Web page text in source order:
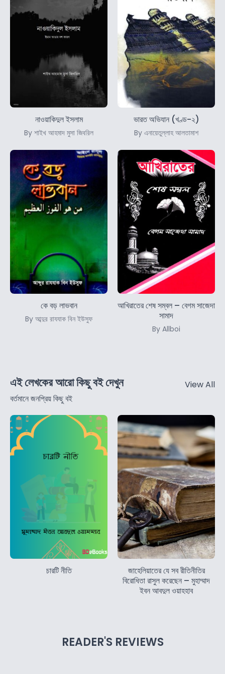
নাওয়াকিদুল ইসলাম
By শাইখ আহমাদ মুসা জিবরিল
ভারত অভিযান (খণ্ড-২)
By এনায়েতুল্লাহ আলতামাশ
কে বড় লাভবান
By আব্দুর রাযযাক বিন ইউসুফ
আখিরাতের শেষ সম্বল – বেগম সাজেদা
সামাদ
By Allboi
এই লেখকের আরো কিছু বই দেখুন
বর্তমানে জনপ্রিয় কিছু বই
View All
চারটি নীতি
জাহেলিয়াতের যে সব রীতিনীতির
বিরোধিতা রাসুল করেছেন – মুহাম্মাদ
ইবন আবদুল ওয়াহহাব
READER'S REVIEWS